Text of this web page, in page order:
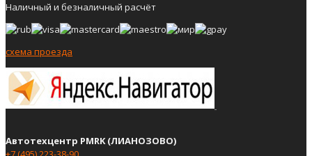
Наличный и безналичный расчёт
схема проезда
Автотехцентр PMRK (ЛИАНОЗОВО)